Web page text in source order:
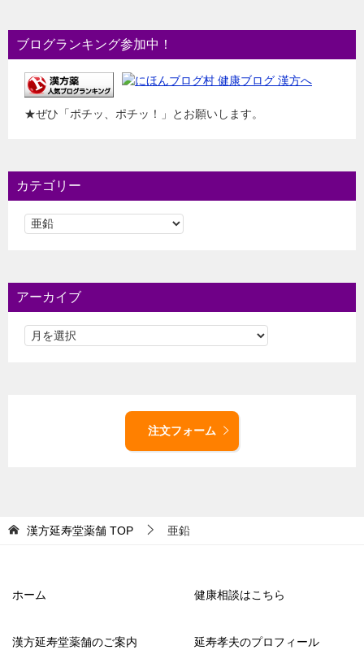
ブログランキング参加中！
★ぜひ「ポチッ、ポチッ！」とお願いします。
カテゴリー
カ
テ
アーカイブ
注文フォーム
漢方延寿堂薬舗 TOP 亜鉛
ホーム 健康相談はこちら
漢方延寿堂薬舗のご案内 延寿孝夫のプロフィール